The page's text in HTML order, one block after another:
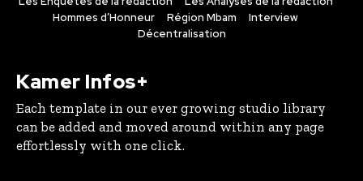
Hommes d’Honneur
Région Mbam
Interview
Décentralisation
Kamer Infos+
Each template in our ever growing studio library
can be added and moved around within any page
effortlessly with one click.